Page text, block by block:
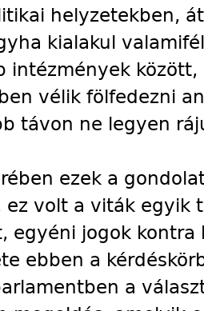
helyzetekben,
kialakul
intézmények
vélik fölfedezni
távon ne legyen
ezek a
ez volt a viták egyik
egyéni jogok
ebben a
a